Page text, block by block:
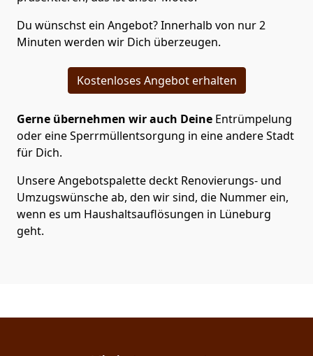
Du wünschst ein Angebot? Innerhalb von nur 2
Minuten werden wir Dich überzeugen.
Kostenloses Angebot erhalten
Gerne übernehmen wir auch Deine Entrümpelung
oder eine Sperrmüllentsorgung in eine andere Stadt
für Dich.
Unsere Angebotspalette deckt Renovierungs- und
Umzugswünsche ab, den wir sind, die Nummer ein,
wenn es um Haushaltsauflösungen in Lüneburg
geht.